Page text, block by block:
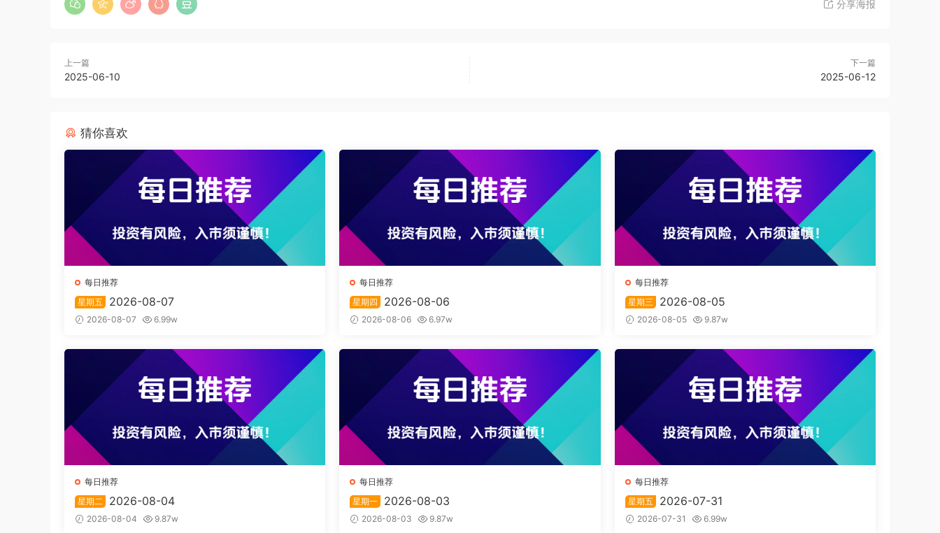
分享海报
上一篇
2025-06-10
下一篇
2025-06-12
猜你喜欢
每日推荐
星期五
2026-08-07
2026-08-07 6.99w
每日推荐
星期四
2026-08-06
2026-08-06 6.97w
每日推荐
星期三
2026-08-05
2026-08-05 9.87w
每日推荐
星期二
2026-08-04
2026-08-04 9.87w
每日推荐
星期一
2026-08-03
2026-08-03 9.87w
每日推荐
星期五
2026-07-31
2026-07-31 6.99w